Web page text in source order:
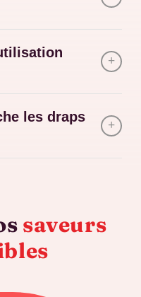
les draps
saveurs